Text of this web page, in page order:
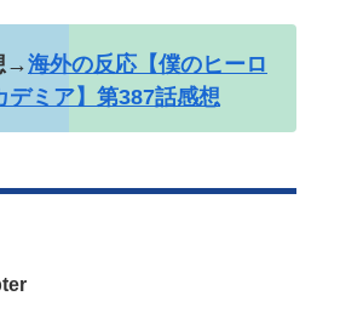
→海外の反応【僕のヒーロ
デミア】第387話感想